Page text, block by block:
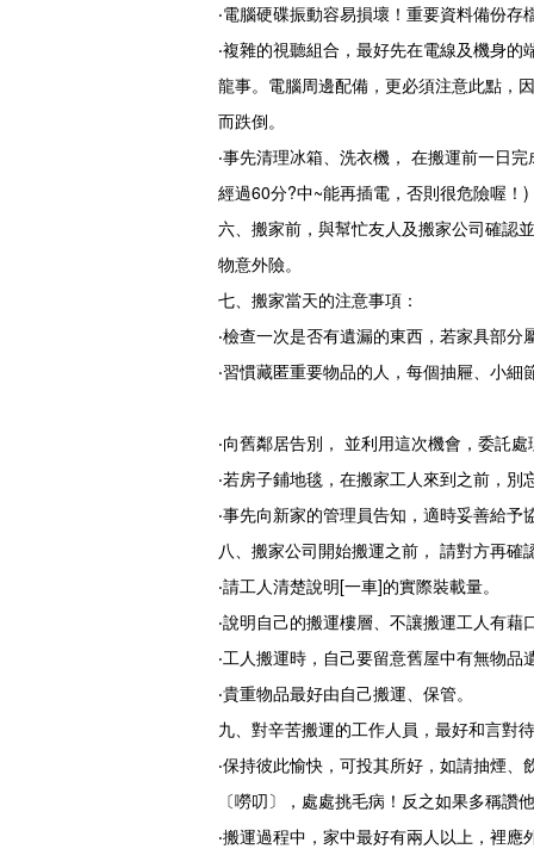
‧電腦硬碟振動容易損壞！重要資料備份存
‧複雜的視聽組合，最好先在電線及機身
龍事。電腦周邊配備，更必須注意此點，
而跌倒。
‧事先清理冰箱、洗衣機， 在搬運前一日
經過60分?中~能再插電，否則很危險喔！)
六、搬家前，與幫忙友人及搬家公司確認
物意外險。
七、搬家當天的注意事項：
‧檢查一次是否有遺漏的東西，若家具部
‧習慣藏匿重要物品的人，每個抽屜、小細
‧向舊鄰居告別， 並利用這次機會，委託
‧若房子鋪地毯，在搬家工人來到之前，
‧事先向新家的管理員告知，適時妥善給予
八、搬家公司開始搬運之前， 請對方再
‧請工人清楚說明[一車]的實際裝載量。
‧說明自己的搬運樓層、不讓搬運工人有藉
‧工人搬運時，自己要留意舊屋中有無物品
‧貴重物品最好由自己搬運、保管。
九、對辛苦搬運的工作人員，最好和言對
‧保持彼此愉快，可投其所好，如請抽煙
〔嘮叨〕，處處挑毛病！反之如果多稱
‧搬運過程中，家中最好有兩人以上，裡應